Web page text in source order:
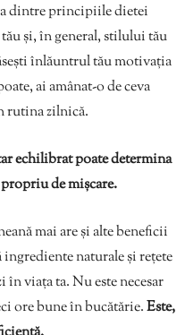
dintre principiile dietei
și, în general, stilului tău
înlăuntrul tău motivația
ai amânat-o de ceva
rutina zilnică.
echilibrat poate determina
de mișcare.
mai are și alte beneficii
naturale și rețete
viața ta. Nu este necesar
ore bune în bucătărie.Este,